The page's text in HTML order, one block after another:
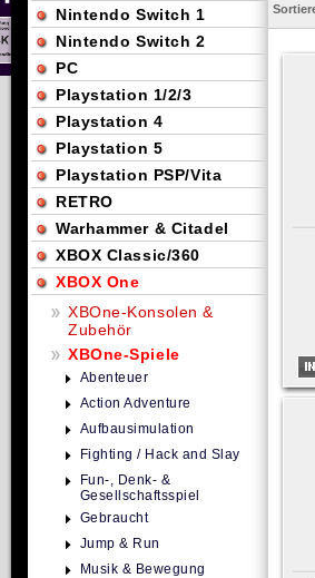
Nintendo Switch 1
Nintendo Switch 2
PC
Playstation 1/2/3
Playstation 4
Playstation 5
Playstation PSP/Vita
RETRO
Warhammer & Citadel
XBOX Classic/360
XBOX One
XBOne-Konsolen &
Zubehör
XBOne-Spiele
Abenteuer
Action Adventure
Aufbausimulation
Fighting / Hack and Slay
Fun-, Denk- &
Gesellschaftsspiel
Gebraucht
Jump & Run
Musik & Bewegung